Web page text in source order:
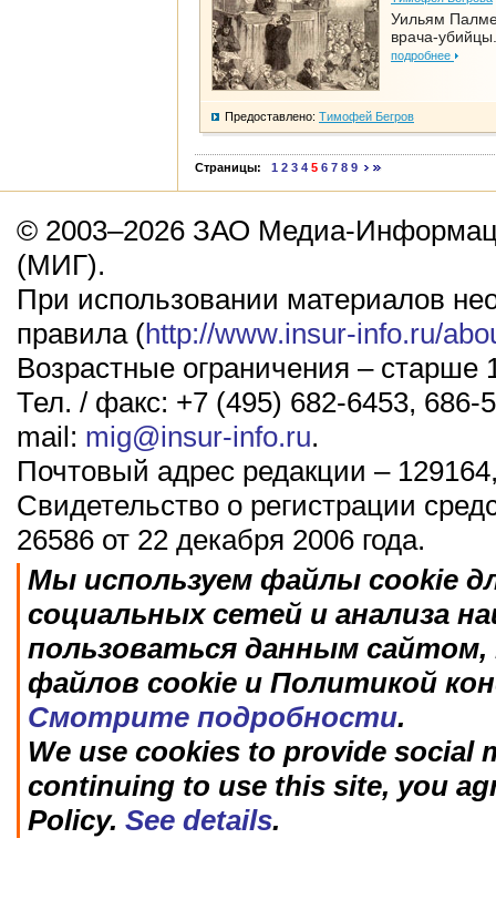
Уильям
врача-
подробнее
Предоставлено: Тимофей Бегров
Страницы: 1 2 3 4 5 6 7 8 9
© 2003–2026 ЗАО Медиа-
(МИГ).
При использовании материалов
правила (http://www.insur-info.ru/
Возрастные ограничения – старше
Тел. / факс: +7 (495) 682-6453, 686-
mail: mig@insur-info.ru.
Почтовый адрес редакции –
Свидетельство о регистрации
26586 от 22 декабря 2006 года.
Мы используем файлы cookie
социальных сетей и анализа
пользоваться данным
файлов cookie и Политикой
Смотрите подробности.
We use cookies to provide social
continuing to use this site, you
Policy. See details.